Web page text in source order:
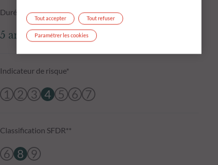
Durée d'investissement conseillée
5 ans
Indicateur de risque*
1 2 3 4 5 6 7
Classification SFDR**
6 8 9
Tout refuser
Tout accepter
Paramétrer les cookies